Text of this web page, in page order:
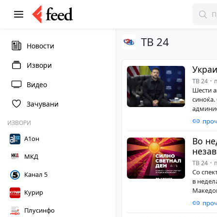
Новости
Извори
Видео
Зачувани
ИЗВОРИ
А1он
МКД
Канал 5
Курир
Плусинфо
ТВ 24
ТВ 24
Шести
синоќа.
Во
ТВ 24
Со
в